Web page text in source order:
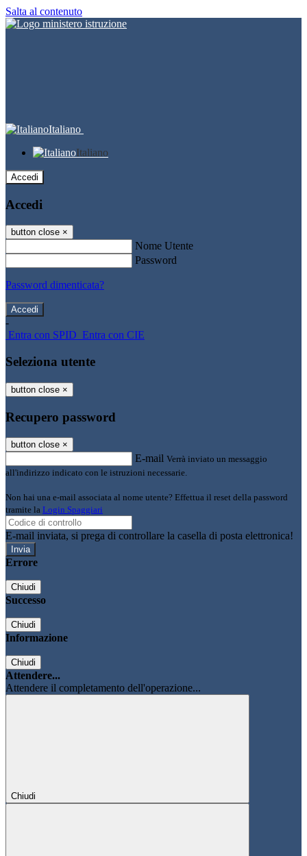
Salta al contenuto
Italiano
Italiano
Accedi
Accedi
button close ×
Nome Utente
Password
Password dimenticata?
-
Entra con SPID Entra con CIE
Seleziona utente
button close ×
Recupero password
button close ×
E-mail Verrà inviato un messaggio
all'indirizzo indicato con le istruzioni necessarie.
Non hai una e-mail associata al nome utente? Effettua il reset della password
tramite la Login Spaggiari
E-mail inviata, si prega di controllare la casella di posta elettronica!
Errore
Chiudi
Successo
Chiudi
Informazione
Chiudi
Attendere...
Attendere il completamento dell'operazione...
Chiudi